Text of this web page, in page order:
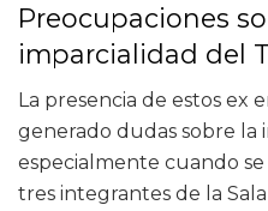
Preocupaciones
imparcialidad del
La presencia de estos ex
generado dudas sobre
especialmente cuando
tres integrantes de la